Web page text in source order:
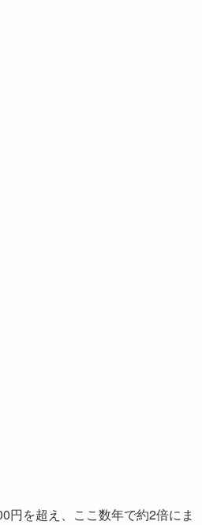
円を超え、ここ数年で約2倍にま